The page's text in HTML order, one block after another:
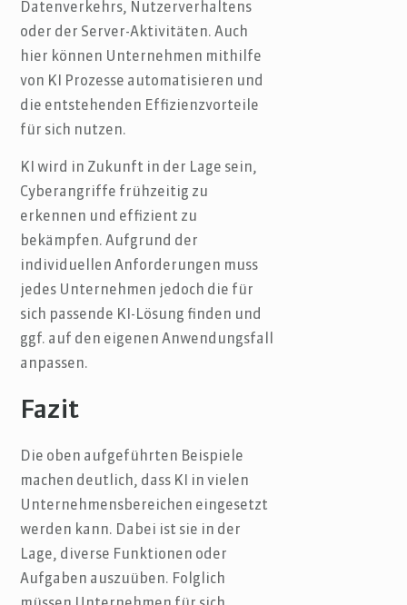
Datenverkehrs, Nutzerverhaltens
oder der Server-Aktivitäten. Auch
hier können Unternehmen mithilfe
von KI Prozesse automatisieren und
die entstehenden Effizienzvorteile
für sich nutzen.
KI wird in Zukunft in der Lage sein,
Cyberangriffe frühzeitig zu
erkennen und effizient zu
bekämpfen. Aufgrund der
individuellen Anforderungen muss
jedes Unternehmen jedoch die für
sich passende KI-Lösung finden und
ggf. auf den eigenen Anwendungsfall
anpassen.
Fazit
Die oben aufgeführten Beispiele
machen deutlich, dass KI in vielen
Unternehmensbereichen eingesetzt
werden kann. Dabei ist sie in der
Lage, diverse Funktionen oder
Aufgaben auszuüben. Folglich